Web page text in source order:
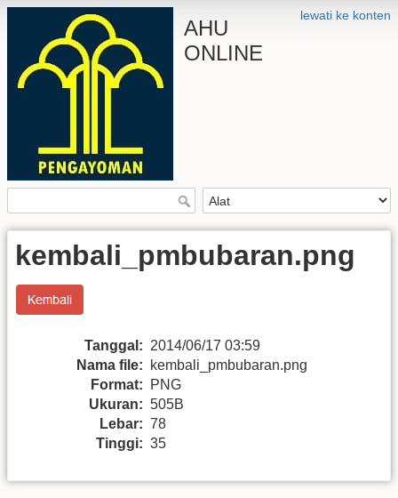
lewati ke konten
AHU
ONLINE
kembali_pmbubaran.png
Tanggal: 2014/06/17 03:59
Nama file:
kembali_pmbubaran.png
Format:
PNG
Ukuran: 505B
Lebar: 78
Tinggi: 35